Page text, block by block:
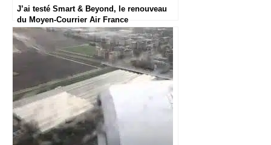
J’ai testé Smart & Beyond, le renouveau
du Moyen-Courrier Air France